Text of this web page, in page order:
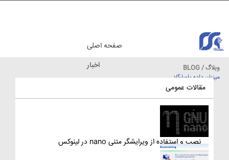
وبلاگ / BLOG
میزبان داده پاسارگاد
صفحه اصلی
اخبار
مقالات عمومی
نصب و استفاده از ویرایشگر متنی nano در لینوکس